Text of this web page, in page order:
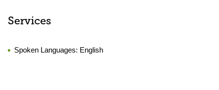
Services
Spoken Languages: English